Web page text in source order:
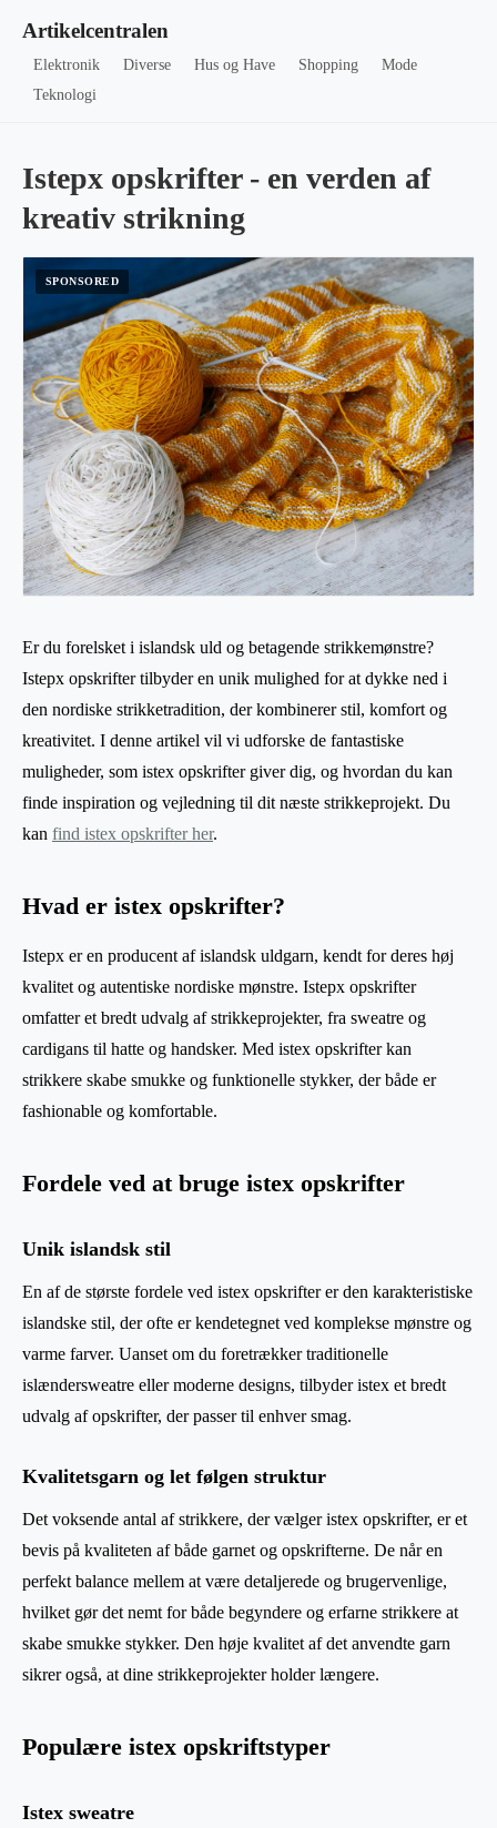
Artikelcentralen
Elektronik Diverse Hus og Have Shopping
Mode
Teknologi
Istepx opskrifter - en verden af
kreativ strikning
Er du forelsket i islandsk uld og betagende strikkemønstre?
Istepx opskrifter tilbyder en unik mulighed for at dykke ned i
den nordiske strikketradition, der kombinerer stil, komfort og
kreativitet. I denne artikel vil vi udforske de fantastiske
muligheder, som istex opskrifter giver dig, og hvordan du kan
finde inspiration og vejledning til dit næste strikkeprojekt. Du
kan find istex opskrifter her.
Hvad er istex opskrifter?
Istepx er en producent af islandsk uldgarn, kendt for deres høj
kvalitet og autentiske nordiske mønstre. Istepx opskrifter
omfatter et bredt udvalg af strikkeprojekter, fra sweatre og
cardigans til hatte og handsker. Med istex opskrifter kan
strikkere skabe smukke og funktionelle stykker, der både er
fashionable og komfortable.
Fordele ved at bruge istex opskrifter
Unik islandsk stil
En af de største fordele ved istex opskrifter er den karakteristiske
islandske stil, der ofte er kendetegnet ved komplekse mønstre og
varme farver. Uanset om du foretrækker traditionelle
islændersweatre eller moderne designs, tilbyder istex et bredt
udvalg af opskrifter, der passer til enhver smag.
Kvalitetsgarn og let følgen struktur
Det voksende antal af strikkere, der vælger istex opskrifter, er et
bevis på kvaliteten af både garnet og opskrifterne. De når en
perfekt balance mellem at være detaljerede og brugervenlige,
hvilket gør det nemt for både begyndere og erfarne strikkere at
skabe smukke stykker. Den høje kvalitet af det anvendte garn
sikrer også, at dine strikkeprojekter holder længere.
Populære istex opskriftstyper
Istex sweatre